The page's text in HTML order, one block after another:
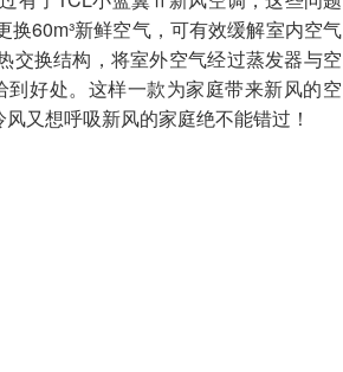
60m³新鲜空气，可有效缓解室内空气
换结构，将室外空气经过蒸发器与空
好处。这样一款为家庭带来新风的空
又想呼吸新风的家庭绝不能错过！